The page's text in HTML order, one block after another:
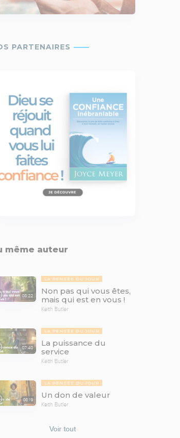
même auteur
08:22
LA PENSÉE DU JOUR
Non pas qui vous êtes,
mais qui est en vous !
Keith Butler
07:40
LA PENSÉE DU JOUR
La puissance du
service
Keith Butler
08:19
LA PENSÉE DU JOUR
Un don de valeur
Keith Butler
Voir tout